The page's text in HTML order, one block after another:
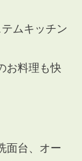
ムキッチン
お料理も快
面台、オー